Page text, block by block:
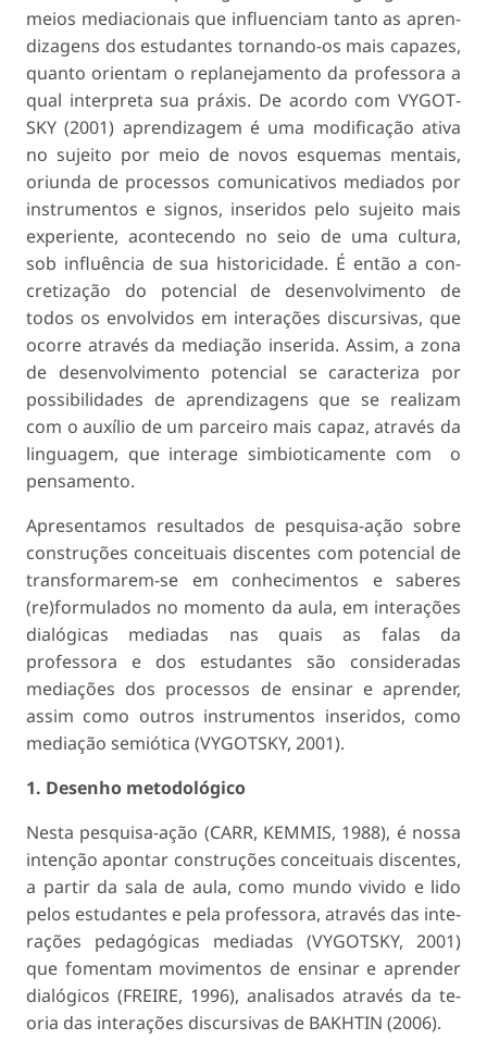
meios mediacionais que influenciam tanto as apren­
dizagens dos estudantes tornando-os mais capazes,
quanto orientam o replanejamento da professora a
qual interpreta sua práxis. De acordo com VYGOT­
SKY (2001) aprendizagem é uma modificação ativa
no sujeito por meio de novos esquemas mentais,
oriunda de processos comunicativos mediados por
instrumentos e signos, inseridos pelo sujeito mais
experiente, acontecendo no seio de uma cultura,
sob influência de sua historicidade. É então a con­
cretização do potencial de desenvolvimento de
todos os envolvidos em interações discursivas, que
ocorre através da mediação inserida. Assim, a zona
de desenvolvimento potencial se caracteriza por
possibilidades de aprendizagens que se realizam
com o auxílio de um parceiro mais capaz, através da
linguagem, que interage simbioticamente com o
pensamento.
Apresentamos resultados de pesquisa-ação sobre
construções conceituais discentes com potencial de
transformarem-se em conhecimentos e saberes
(re)formulados no momento da aula, em interações
dialógicas mediadas nas quais as falas da
professora e dos estudantes são consideradas
mediações dos processos de ensinar e aprender,
assim como outros instrumentos inseridos, como
mediação semiótica (VYGOTSKY, 2001).
1. Desenho metodológico
Nesta pesquisa-ação (CARR, KEMMIS, 1988), é nossa
intenção apontar construções conceituais discentes,
a partir da sala de aula, como mundo vivido e lido
pelos estudantes e pela professora, através das inte­
rações pedagógicas mediadas (VYGOTSKY, 2001)
que fomentam movimentos de ensinar e aprender
dialógicos (FREIRE, 1996), analisados através da te­
oria das interações discursivas de BAKHTIN (2006).